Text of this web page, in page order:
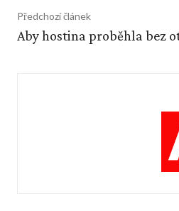
Předchozí článek
Aby hostina proběhla bez